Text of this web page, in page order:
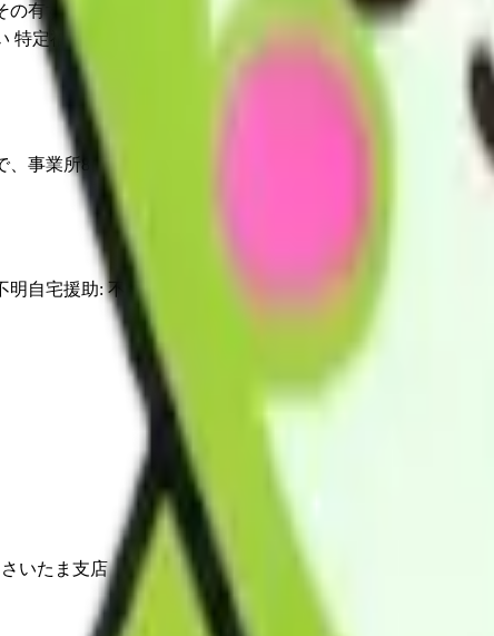
の有する能力に応じた自立した日常生活を営むことが出来
特定福祉用具を販売する事により、要介護者の日常生活
事業所8箇所を開設し 約8，000人を超える利用者にサー
明 自宅援助: 不明✓
いたま支店